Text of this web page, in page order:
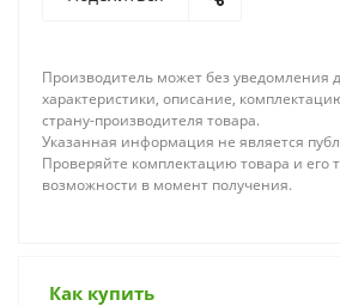
Производитель может без уведомления
характеристики, описание,
страну-производителя товара.
Указанная информация не является
Проверяйте комплектацию товара и его
возможности в момент получения.
Как купить